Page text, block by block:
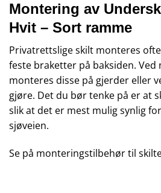
Montering av
Hvit – Sort ramme
Privatrettslige skilt monteres
feste braketter på baksiden.
monteres disse på gjerder eller
gjøre. Det du bør tenke på er at
slik at det er mest mulig synlig
sjøveien.
Se på monteringstilbehør til